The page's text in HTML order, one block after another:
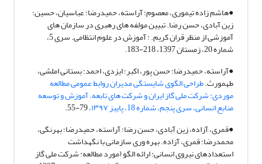
●هاشم زاده تیموری، معصوم؛ آراسته، حمیدرضا؛ عباسیان، حسین؛
زین آبادی، حسن رضا. تبیین مولفه های رهبری در سازمان های
آموزشی از منظر قران کریم. : آموزش در علوم انتظامی. سری 5،
شماره 20، زمستان 1397، 218-183.
●آراسته، حمیدرضا؛ حسن پور، اکبر؛ ایزدی، احمد؛ بستانی املشی،
طهمورث.طراحی الگوی شایستگی مدیران روابط عمومی مطالعه
موردی: شرکت ملی گاز ایران و شرکت های تابعه.آموزش و توسعه
منابع انسانی، سری پنجم، شماره 18، پاییز ۱۳۹۷،
●قمری، آزاده، زین آبادی، حسن رضا؛ آراسته، حمیدرضا؛ بهرنگی،
محمدرضا؛ قمری، آزاده. بهره وری سازمانی با نگهداشت
استعدادهای نیروی انسانی: ارائه الگو (مورد مطالعه: شرکت ملی گاز